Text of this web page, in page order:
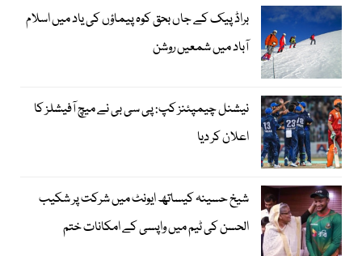
براڈ پیک کے جاں بحق کوہ پیماؤں کی یاد میں اسلام
آباد میں شمعیں روشن
نیشنل چیمپئنز کپ: پی سی بی نے میچ آفیشلز کا
اعلان کر دیا
شیخ حسینہ کیساتھ ایونٹ میں شرکت پر شکیب
الحسن کی ٹیم میں واپسی کے امکانات ختم